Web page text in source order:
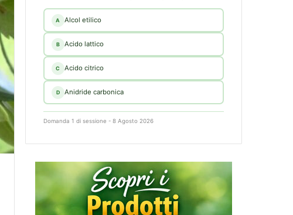
A Alcol etilico
B Acido lattico
C Acido citrico
D Anidride carbonica
Domanda 1 di sessione - 8 Agosto 2026